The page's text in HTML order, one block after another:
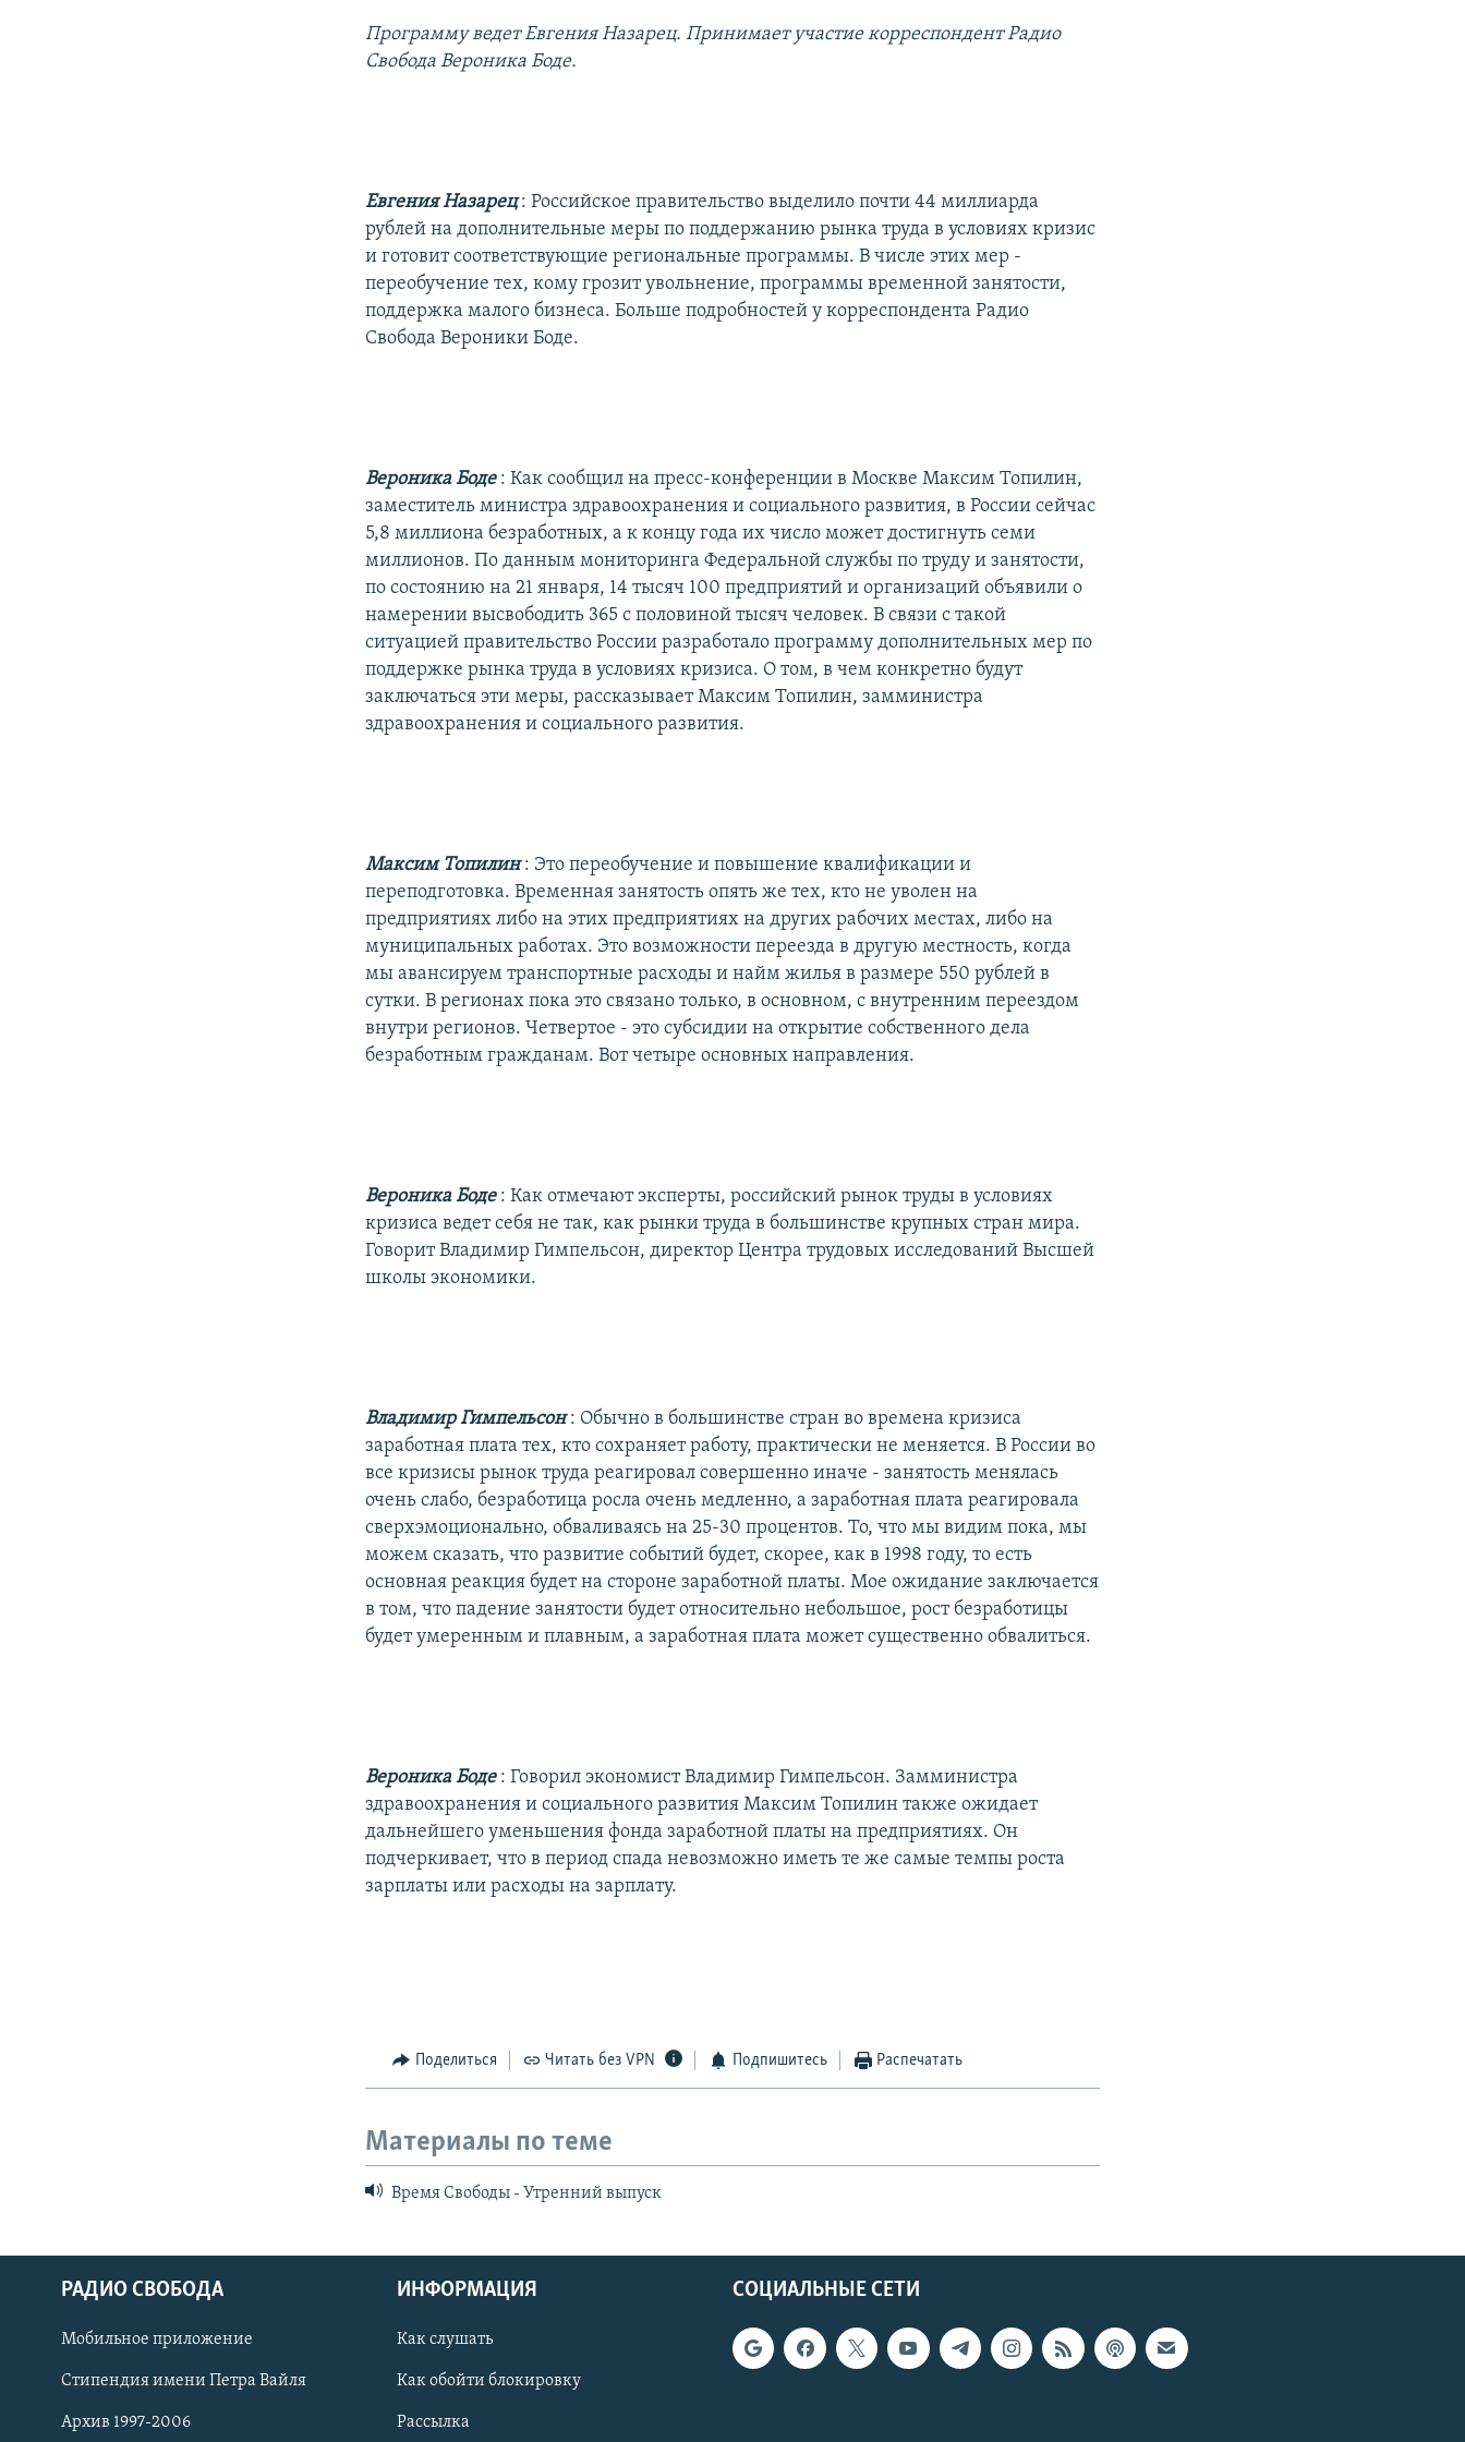
СОЦИАЛЬНЫЕ СЕТИ
Программу ведет Евгения Назарец. Принимает участие корреспондент Радио
Свобода Вероника Боде.
Евгения Назарец: Российское правительство выделило почти 44 миллиарда
рублей на дополнительные меры по поддержанию рынка труда в условиях кризис
и готовит соответствующие региональные программы. В числе этих мер -
переобучение тех, кому грозит увольнение, программы временной занятости,
поддержка малого бизнеса. Больше подробностей у корреспондента Радио
Свобода Вероники Боде.
Вероника Боде : Как сообщил на пресс-конференции в Москве Максим Топилин,
заместитель министра здравоохранения и социального развития, в России сейчас
5,8 миллиона безработных, а к концу года их число может достигнуть семи
миллионов. По данным мониторинга Федеральной службы по труду и занятости,
по состоянию на 21 января, 14 тысяч 100 предприятий и организаций объявили о
намерении высвободить 365 с половиной тысяч человек. В связи с такой
ситуацией правительство России разработало программу дополнительных мер по
поддержке рынка труда в условиях кризиса. О том, в чем конкретно будут
заключаться эти меры, рассказывает Максим Топилин, замминистра
здравоохранения и социального развития.
Максим Топилин: Это переобучение и повышение квалификации и
переподготовка. Временная занятость опять же тех, кто не уволен на
предприятиях либо на этих предприятиях на других рабочих местах, либо на
муниципальных работах. Это возможности переезда в другую местность, когда
мы авансируем транспортные расходы и найм жилья в размере 550 рублей в
сутки. В регионах пока это связано только, в основном, с внутренним переездом
внутри регионов. Четвертое - это субсидии на открытие собственного дела
безработным гражданам. Вот четыре основных направления.
Вероника Боде : Как отмечают эксперты, российский рынок труды в условиях
кризиса ведет себя не так, как рынки труда в большинстве крупных стран мира.
Говорит Владимир Гимпельсон, директор Центра трудовых исследований Высшей
школы экономики.
Владимир Гимпельсон: Обычно в большинстве стран во времена кризиса
заработная плата тех, кто сохраняет работу, практически не меняется. В России во
все кризисы рынок труда реагировал совершенно иначе - занятость менялась
очень слабо, безработица росла очень медленно, а заработная плата реагировала
сверхэмоционально, обваливаясь на 25-30 процентов. То, что мы видим пока, мы
можем сказать, что развитие событий будет, скорее, как в 1998 году, то есть
основная реакция будет на стороне заработной платы. Мое ожидание заключается
в том, что падение занятости будет относительно небольшое, рост безработицы
будет умеренным и плавным, а заработная плата может существенно обвалиться.
Вероника Боде : Говорил экономист Владимир Гимпельсон. Замминистра
здравоохранения и социального развития Максим Топилин также ожидает
дальнейшего уменьшения фонда заработной платы на предприятиях. Он
подчеркивает, что в период спада невозможно иметь те же самые темпы роста
зарплаты или расходы на зарплату.
Поделиться Читать без VPN Подпишитесь Распечатать
Материалы по теме
Время Свободы - Утренний выпуск
СОЦИАЛЬНЫЕ СЕТИ
РАДИО СВОБОДА
Мобильное приложение
Стипендия имени Петра Вайля
Архив 1997-2006
ИНФОРМАЦИЯ
Как слушать
Как обойти блокировку
Рассылка